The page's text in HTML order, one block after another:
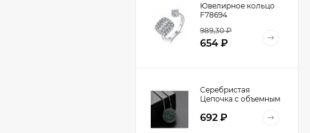
Ювелирное кольцо
F78694
989,30₽
654 ₽
Серебристая
Цепочка с объемным
D98940
692 ₽